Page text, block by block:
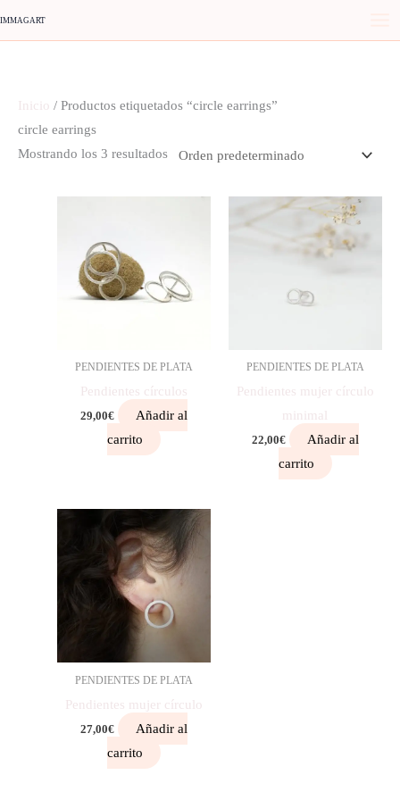
IMMAGART
Inicio / Productos etiquetados “circle earrings”
circle earrings
Mostrando los 3 resultados
PENDIENTES DE PLATA
Pendientes círculos
29,00€
Añadir al
carrito
PENDIENTES DE PLATA
Pendientes mujer círculo
minimal
22,00€
Añadir al
carrito
PENDIENTES DE PLATA
Pendientes mujer círculo
27,00€
Añadir al
carrito